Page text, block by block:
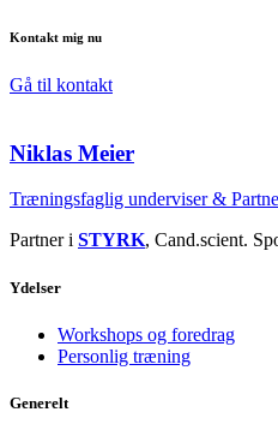
Kontakt mig nu
Gå til kontakt
Niklas Meier
Træningsfaglig underviser &
Partner i STYRK, Cand.scient.
Ydelser
Workshops og foredrag
Personlig træning
Generelt